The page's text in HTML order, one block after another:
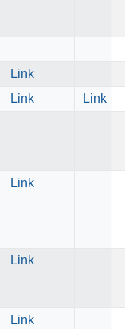
Link
Link
Link
Link
Link
Link